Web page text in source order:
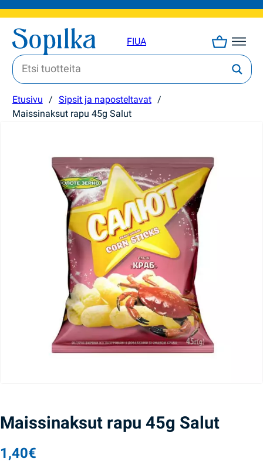
FIUA
Etusivu / Sipsit ja naposteltavat /
Maissinaksut rapu 45g Salut
Maissinaksut rapu 45g Salut
1,40€